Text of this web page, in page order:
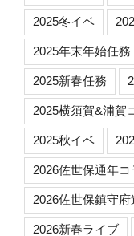
2025冬イベ
2025年末年始任務
2025新春任務
2025横須賀&浦賀
2025秋イベ
2026佐世保通年コ
2026佐世保鎮守府
2026新春ライブ